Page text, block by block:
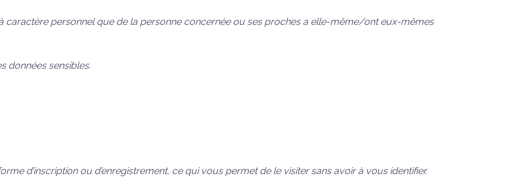
caractère personnel que de la personne concernée ou ses proches a elle-même/ont eux-mêmes
données sensibles.
d’inscription ou d’enregistrement, ce qui vous permet de le visiter sans avoir à vous identifier.